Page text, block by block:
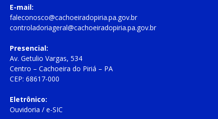
E-mail:
faleconosco@cachoeiradopiria.pa.gov.br
controladoriageral@cachoeiradopiria.pa.gov.br
Presencial:
Av. Getulio Vargas, 534
Centro – Cachoeira do Piriá – PA
CEP: 68617-000
Eletrônico:
Ouvidoria / e-SIC